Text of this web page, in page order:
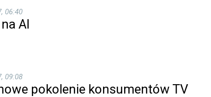
06:40
AI
09:08
pokolenie konsumentów TV